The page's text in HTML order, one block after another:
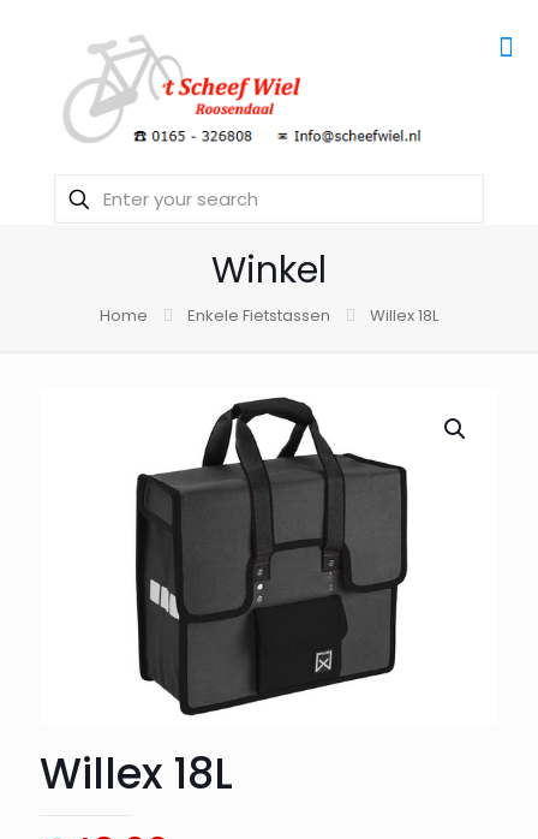
Winkel
Home Enkele Fietstassen Willex 18L
Willex 18L